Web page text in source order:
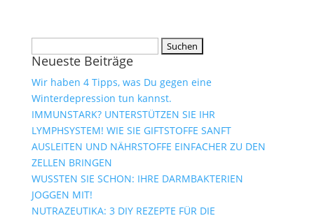
nach:
Neueste Beiträge
Wir haben 4 Tipps, was Du gegen eine
Winterdepression tun kannst.
IMMUNSTARK? UNTERSTÜTZEN SIE IHR
LYMPHSYSTEM! WIE SIE GIFTSTOFFE SANFT
AUSLEITEN UND NÄHRSTOFFE EINFACHER ZU DEN
ZELLEN BRINGEN
WUSSTEN SIE SCHON: IHRE DARMBAKTERIEN
JOGGEN MIT!
NUTRAZEUTIKA: 3 DIY REZEPTE FÜR DIE